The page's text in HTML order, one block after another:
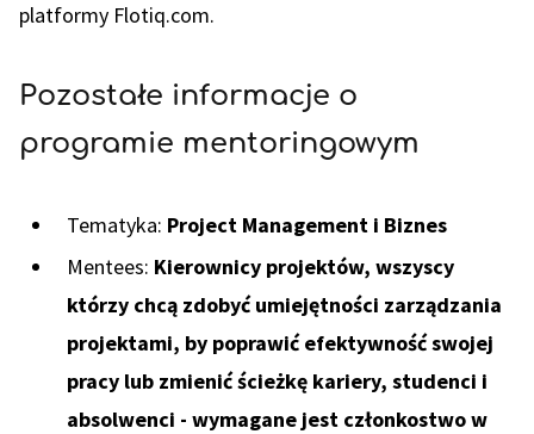
platformy Flotiq.com.
Pozostałe informacje o
programie mentoringowym
Tematyka: Project Management i Biznes
Mentees: Kierownicy projektów, wszyscy
którzy chcą zdobyć umiejętności zarządzania
projektami, by poprawić efektywność swojej
pracy lub zmienić ścieżkę kariery, studenci i
absolwenci - wymagane jest członkostwo w